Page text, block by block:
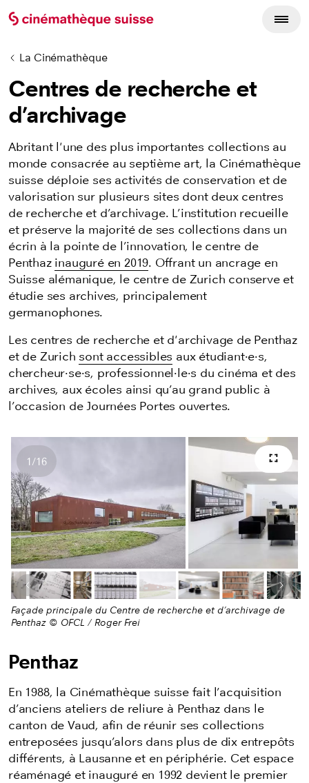
La Cinémathèque
Centres de recherche et
d’archivage
Abritant l'une des plus importantes collections au
monde consacrée au septième art, la Cinémathèque
suisse déploie ses activités de conservation et de
valorisation sur plusieurs sites dont deux centres
de recherche et d’archivage. L’institution recueille
et préserve la majorité de ses collections dans un
écrin à la pointe de l’innovation, le centre de
Penthaz inauguré en 2019. Offrant un ancrage en
Suisse alémanique, le centre de Zurich conserve et
étudie ses archives, principalement
germanophones.
Les centres de recherche et d'archivage de Penthaz
et de Zurich sont accessibles aux étudiant·e·s,
chercheur·se·s, professionnel·le·s du cinéma et des
archives, aux écoles ainsi qu’au grand public à
l’occasion de Journées Portes ouvertes.
Nombres d'images
1 /16 Plein
Image précédente
Façade principale du Centre de recherche et d’archivage de
Penthaz © OFCL / Roger Frei
Penthaz
En 1988, la Cinémathèque suisse fait l’acquisition
d’anciens ateliers de reliure à Penthaz dans le
canton de Vaud, afin de réunir ses collections
entreposées jusqu’alors dans plus de dix entrepôts
différents, à Lausanne et en périphérie. Cet espace
réaménagé et inauguré en 1992 devient le premier